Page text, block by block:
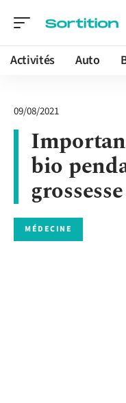
Activités Auto
09/08/2021
bio
grossesse
MÉDECINE